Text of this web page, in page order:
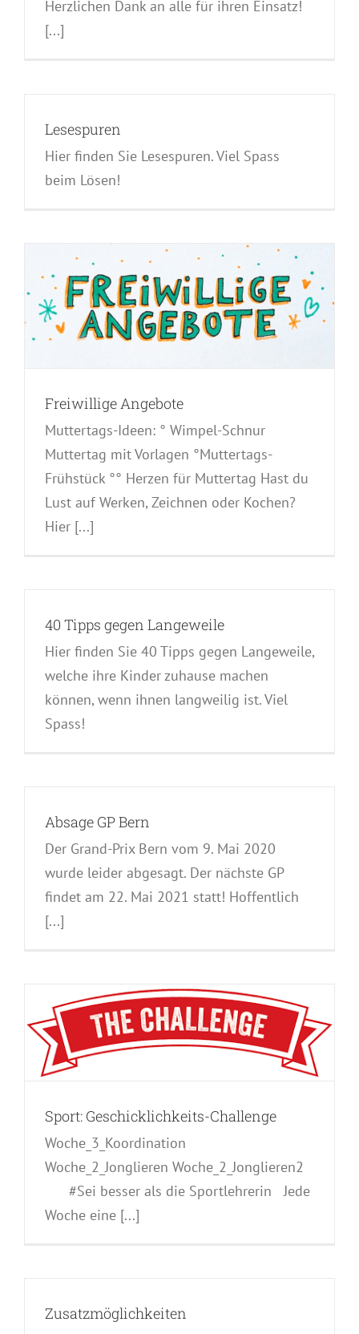
Herzlichen Dank an alle für ihren Einsatz!
[...]
Lesespuren
Hier finden Sie Lesespuren. Viel Spass
beim Lösen!
Freiwillige Angebote
Muttertags-Ideen: ° Wimpel-Schnur
Muttertag mit Vorlagen °Muttertags-
Frühstück °° Herzen für Muttertag Hast du
Lust auf Werken, Zeichnen oder Kochen?
Hier [...]
40 Tipps gegen Langeweile
Hier finden Sie 40 Tipps gegen Langeweile,
welche ihre Kinder zuhause machen
können, wenn ihnen langweilig ist. Viel
Spass!
Absage GP Bern
Der Grand-Prix Bern vom 9. Mai 2020
wurde leider abgesagt. Der nächste GP
findet am 22. Mai 2021 statt! Hoffentlich
[...]
Sport: Geschicklichkeits-Challenge
Woche_3_Koordination
Woche_2_Jonglieren Woche_2_Jonglieren2
#Sei besser als die Sportlehrerin Jede
Woche eine [...]
Zusatzmöglichkeiten